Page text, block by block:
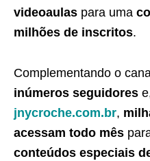
videoaulas para uma
milhões de inscritos.
Complementando o
inúmeros seguidores
jnycroche.com.br,
acessam todo mês
conteúdos especiais